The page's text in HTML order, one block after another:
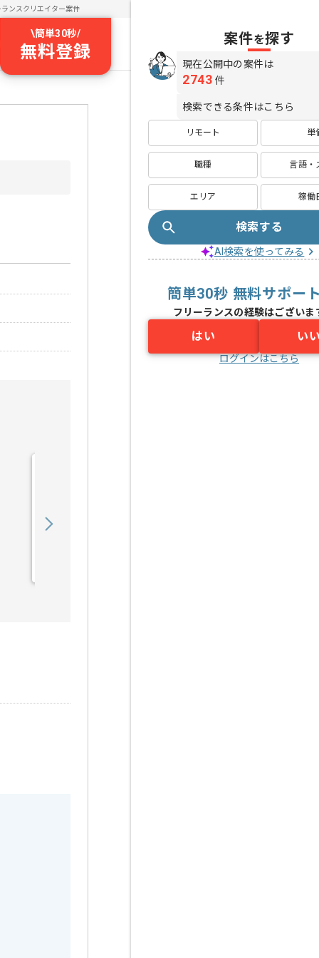
ランスクリエイター案件
\簡単30秒/
無料登録
案件を探す
現在公開中の案件は
2743 件
検索できる条件はこちら
リモート 単
職種 言語・
エリア 稼働
検索する
AI検索を使ってみる
簡単30秒 無料サポー
フリーランスの経験はございま
はい い
ログインはこちら